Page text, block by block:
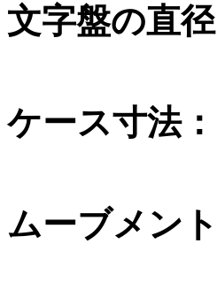
文字盤の直径
ケース寸法：
ムーブメン